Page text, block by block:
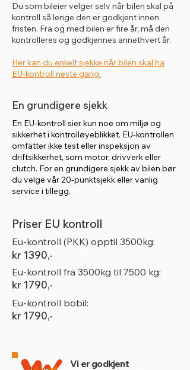
Du som bileier velger selv når bilen skal på
kontroll så lenge den er godkjent innen
fristen. Fra og med bilen er fire år, må den
kontrolleres og godkjennes annethvert år.
Her kan du enkelt sjekke når bilen skal ha
EU-kontroll neste gang.
En grundigere sjekk
En EU-kontroll sier kun noe om miljø og
sikkerhet i kontrolløyeblikket. EU-kontrollen
omfatter ikke test eller inspeksjon av
driftsikkerhet, som motor, drivverk eller
clutch. For en grundigere sjekk av bilen bør
du velge vår 20-punktsjekk eller vanlig
service i tillegg.
Priser EU kontroll
Eu-kontroll (PKK) opptil 3500kg:
kr 1390,-
Eu-kontroll fra 3500kg til 7500 kg:
kr 1790,-
Eu-kontroll bobil:
kr 1790,-
Vi er godkjent